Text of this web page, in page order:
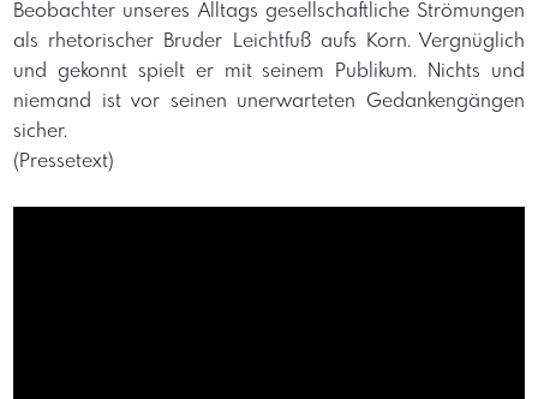
Beobachter unseres Alltags gesellschaftliche Strömungen
als rhetorischer Bruder Leichtfuß aufs Korn. Vergnüglich
und gekonnt spielt er mit seinem Publikum. Nichts und
niemand ist vor seinen unerwarteten Gedankengängen
sicher.
(Pressetext)